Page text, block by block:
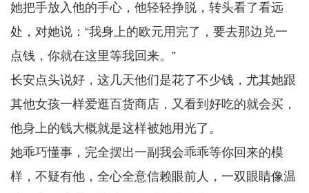
她把手放入他的手心，他轻轻挣脱，转头看了看远
处，对她说：“我身上的欧元用完了，要去那边兑一
点钱，你就在这里等我回来。”
长安点头说好，这几天他们是花了不少钱，尤其她跟
其他女孩一样爱逛百货商店，又看到好吃的就会买，
他身上的钱大概就是这样被她用光了。
她乖巧懂事，完全摆出一副我会乖乖等你回来的模
样，不疑有他，全心全意信赖眼前人，一双眼睛像温